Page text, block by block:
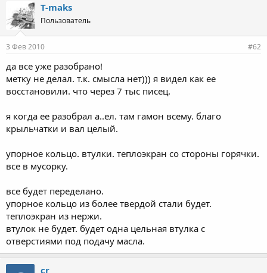
T-maks
Пользователь
3 Фев 2010 #62
да все уже разобрано!
метку не делал. т.к. смысла нет))) я видел как ее
восстановили. что через 7 тыс писец.
я когда ее разобрал а..ел. там гамон всему. благо
крыльчатки и вал целый.
упорное кольцо. втулки. теплоэкран со стороны горячки.
все в мусорку.
все будет переделано.
упорное кольцо из более твердой стали будет.
теплоэкран из нержи.
втулок не будет. будет одна цельная втулка с
отверстиями под подачу масла.
cr